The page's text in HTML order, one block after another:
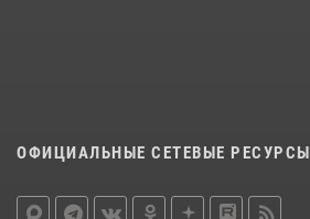
ОФИЦИАЛЬНЫЕ СЕТЕВЫЕ РЕСУРСЫ